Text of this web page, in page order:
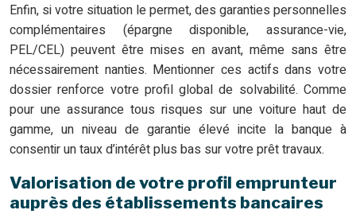
Enfin, si votre situation le permet, des garanties personnelles
complémentaires (épargne disponible, assurance-vie,
PEL/CEL) peuvent être mises en avant, même sans être
nécessairement nanties. Mentionner ces actifs dans votre
dossier renforce votre profil global de solvabilité. Comme
pour une assurance tous risques sur une voiture haut de
gamme, un niveau de garantie élevé incite la banque à
consentir un taux d’intérêt plus bas sur votre prêt travaux.
Valorisation de votre profil emprunteur
auprès des établissements bancaires